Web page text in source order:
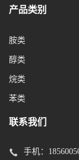
产品类别
胺类
醇类
烷类
苯类
联系我们
手机：